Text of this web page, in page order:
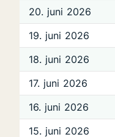
20. juni 2026
19. juni 2026
18. juni 2026
17. juni 2026
16. juni 2026
15. juni 2026